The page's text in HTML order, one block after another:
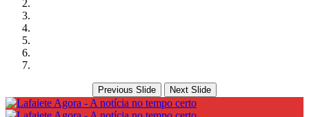
Previous Slide Next Slide